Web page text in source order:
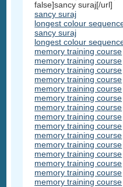
false]sancy suraj[/url]
sancy suraj
longest colour
sancy suraj
longest colour
memory training course
memory training course
memory training course
memory training course
memory training course
memory training course
memory training course
memory training course
memory training course
memory training course
memory training course
memory training course
memory training course
memory training course
memory training course